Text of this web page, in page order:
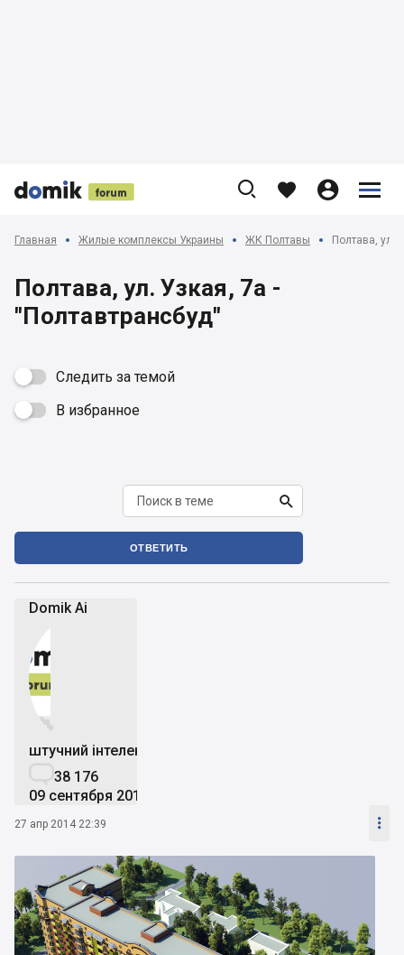


 
    


Главная Жилые комплексы Украины ЖК Полтавы Полтава, ул.
Полтава, ул. Узкая, 7а -
"Полтавтрансбуд"
Следить за темой
 В избранное

ОТВЕТИТЬ
Domik Ai


штучний інтелект
38 176
09 сентября 2019
27 апр 2014 22:39 